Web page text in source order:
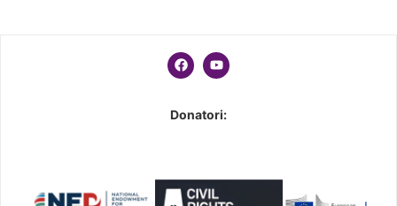
Donatori: